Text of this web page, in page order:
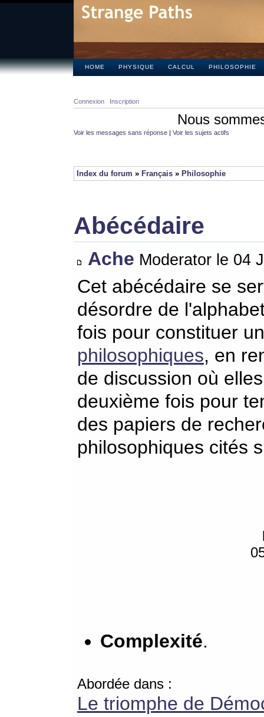
HOME PHYSIQUE CALCUL PHILOSOPHIE
Connexion Inscription
Nous
Voir les messages sans réponse | Voir les sujets actifs
Index du forum » Français » Philosophie
Abécédaire
Ache Moderator le 04
Cet abécédaire se
désordre de
fois pour constituer
philosophiques, en
de discussion où
deuxième fois pour
des papiers de
philosophiques cités
Complexité.
Abordée dans :
Le triomphe de